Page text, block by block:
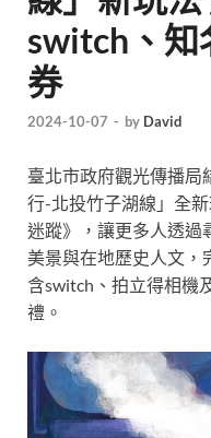
switch、知
券
2024-10-07 - by David
臺北市政府觀光傳播局
行-北投竹子湖線」全
迷蹤》，讓更多人透過
美景與在地歷史人文，
含switch、拍立得相機
禮。